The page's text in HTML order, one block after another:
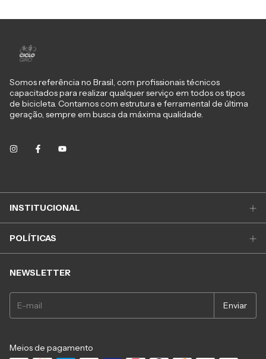
Somos referência no Brasil, com profissionais técnicos
capacitados para realizar qualquer serviço em todos os tipos
de bicicleta. Contamos com estrutura e ferramental de última
geração, sempre em busca da máxima qualidade.
INSTITUCIONAL
POLÍTICAS
NEWSLETTER
Meios de pagamento